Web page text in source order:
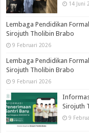
14 Juni
Lembaga Pendidikan
Sirojuth Tholibin Brabo
9 Februari 2026
Lembaga Pendidikan
Sirojuth Tholibin Brabo
9 Februari 2026
Sirojuth
9